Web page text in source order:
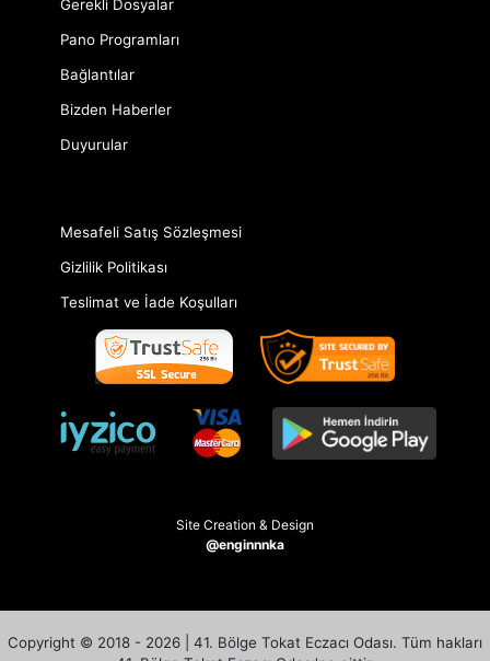
Gerekli Dosyalar
Pano Programları
Bağlantılar
Bizden Haberler
Duyurular
Mesafeli Satış Sözleşmesi
Gizlilik Politikası
Teslimat ve İade Koşulları
Site Creation & Design
@enginnnka
Copyright © 2018 - 2026 | 41. Bölge Tokat Eczacı Odası. Tüm hakları